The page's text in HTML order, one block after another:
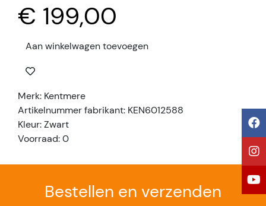
€ 199,00
Aan winkelwagen toevoegen
Merk: Kentmere
Artikelnummer fabrikant: KEN6012588
Kleur: Zwart
Voorraad: 0
Bestellen en verzenden